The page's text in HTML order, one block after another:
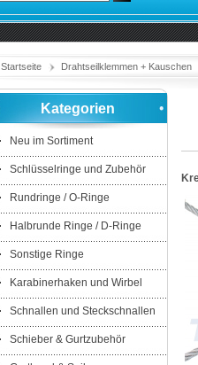
Startseite Drahtseilklemmen + Kauschen
Kategorien
Neu im Sortiment
Schlüsselringe und Zubehör
Rundringe / O-Ringe
Halbrunde Ringe / D-Ringe
Sonstige Ringe
Karabinerhaken und Wirbel
Schnallen und Steckschnallen
Schieber & Gurtzubehör